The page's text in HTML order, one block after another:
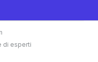
di esperti